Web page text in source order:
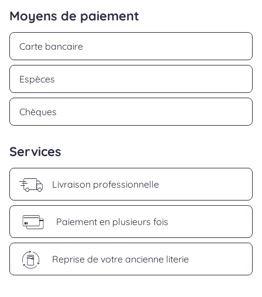
Moyens de paiement
Carte bancaire
Espèces
Chèques
Services
Livraison professionnelle
Paiement en plusieurs fois
Reprise de votre ancienne literie